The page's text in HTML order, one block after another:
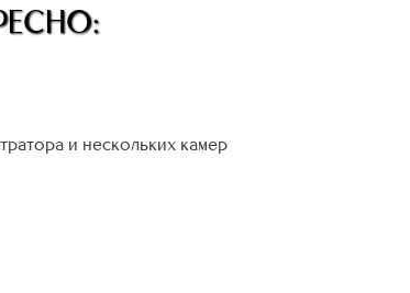
и нескольких камер